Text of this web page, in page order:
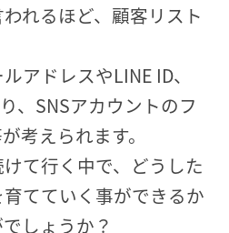
れるほど、顧客リスト
アドレスやLINE ID、
、SNSアカウントのフ
考えられます。
て行く中で、どうした
てていく事ができるか
しょうか？